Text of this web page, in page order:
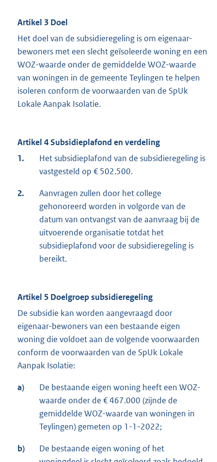
Artikel 3 Doel
Het doel van de subsidieregeling is om eigenaar-
bewoners met een slecht geïsoleerde woning en een
WOZ-waarde onder de gemiddelde WOZ-waarde
van woningen in de gemeente Teylingen te helpen
isoleren conform de voorwaarden van de SpUk
Lokale Aanpak Isolatie.
Artikel 4 Subsidieplafond en verdeling
1.
Het subsidieplafond van de subsidieregeling is
vastgesteld op € 502.500.
2.
Aanvragen zullen door het college
gehonoreerd worden in volgorde van de
datum van ontvangst van de aanvraag bij de
uitvoerende organisatie totdat het
subsidieplafond voor de subsidieregeling is
bereikt.
Artikel 5 Doelgroep subsidieregeling
De subsidie kan worden aangevraagd door
eigenaar-bewoners van een bestaande eigen
woning die voldoet aan de volgende voorwaarden
conform de voorwaarden van de SpUk Lokale
Aanpak Isolatie:
a)
De bestaande eigen woning heeft een WOZ-
waarde onder de € 467.000 (zijnde de
gemiddelde WOZ-waarde van woningen in
Teylingen) gemeten op 1-1-2022;
b)
De bestaande eigen woning of het